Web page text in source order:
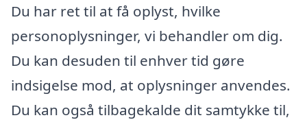
Du har ret til at få oplyst, hvilke
personoplysninger, vi behandler om dig.
Du kan desuden til enhver tid gøre
indsigelse mod, at oplysninger anvendes.
Du kan også tilbagekalde dit samtykke til,